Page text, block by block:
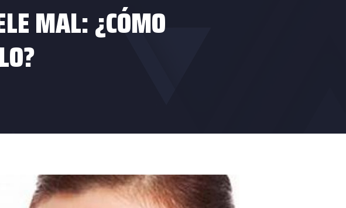
MAL: ¿CÓMO